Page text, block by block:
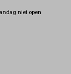
niet open